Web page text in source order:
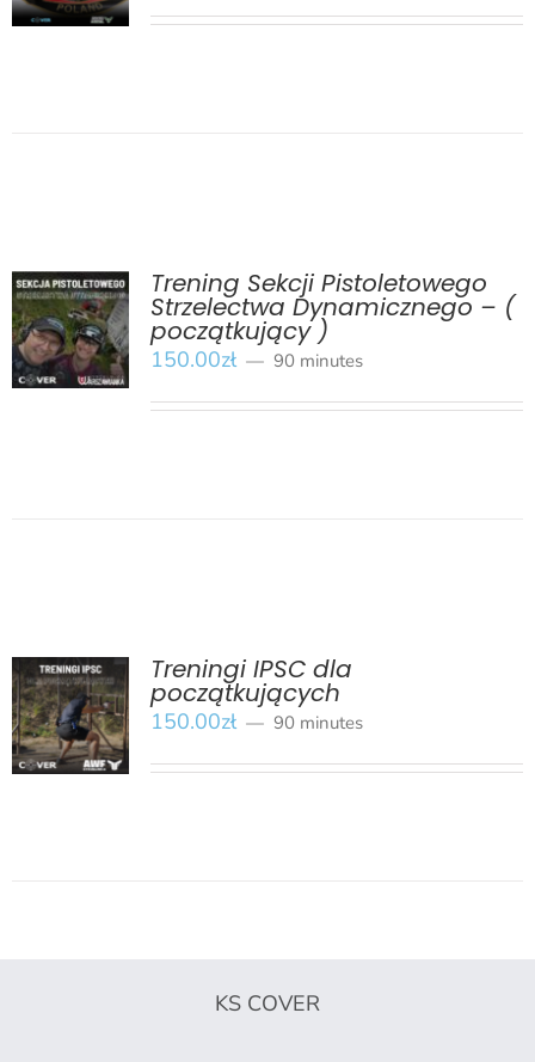
BOOK
/
SZCZEGÓŁY
Trening Sekcji Pistoletowego
Strzelectwa Dynamicznego – (
początkujący )
150.00zł 90 minutes
BOOK
/
SZCZEGÓŁY
Treningi IPSC dla
początkujących
150.00zł 90 minutes
KS COVER